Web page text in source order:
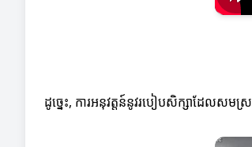
ដូច្នេះ, ការអនុវត្តន៍នូវរបៀបសិក្សាដែលស